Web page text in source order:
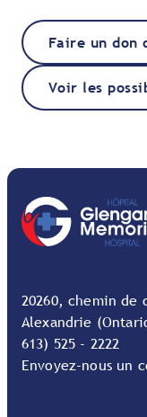
Faire un don
Voir les
20260, chemin de
Alexandrie
613) 525 - 2222
Envoyez-nous un